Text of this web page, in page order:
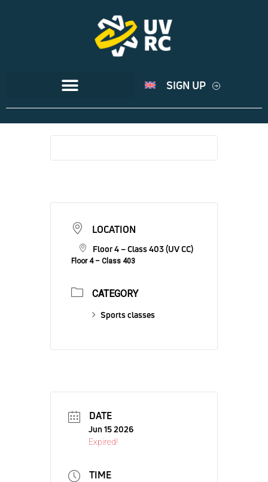
SIGN UP
LOCATION
Floor 4 – Class 403 (UV CC)
Floor 4 – Class 403
CATEGORY
Sports classes
DATE
Jun 15 2026
Expired!
TIME